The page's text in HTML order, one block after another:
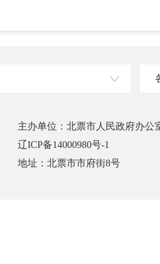
主办单位：北票市人民政府办公
辽ICP备14000980号-1
地址：北票市市府街8号